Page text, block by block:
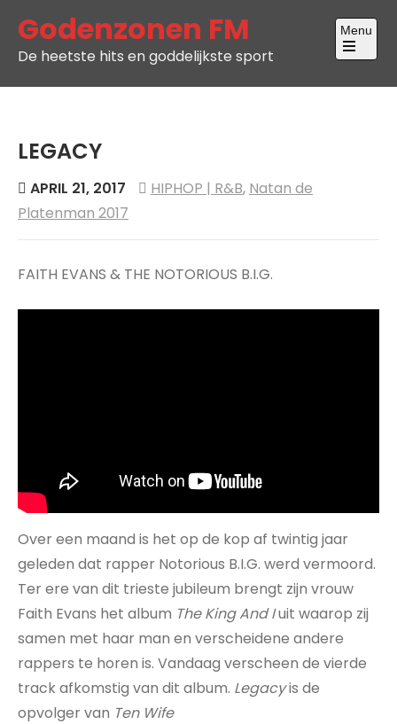
content
Godenzonen FM
De heetste hits en goddelijkste sport
Menu
Open
main
LEGACY
APRIL 21, 2017 HIPHOP | R&B, Natan de
Platenman 2017
FAITH EVANS & THE NOTORIOUS B.I.G.
Over een maand is het op de kop af twintig jaar
geleden dat rapper Notorious B.I.G. werd vermoord.
Ter ere van dit trieste jubileum brengt zijn vrouw
Faith Evans het album The King And Iuit waarop zij
samen met haar man en verscheidene andere
rappers te horen is. Vandaag verscheen de vierde
track afkomstig van dit album. Legacyis de
opvolger van Ten Wife